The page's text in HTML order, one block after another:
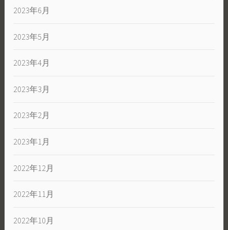
2023年6月
2023年5月
2023年4月
2023年3月
2023年2月
2023年1月
2022年12月
2022年11月
2022年10月